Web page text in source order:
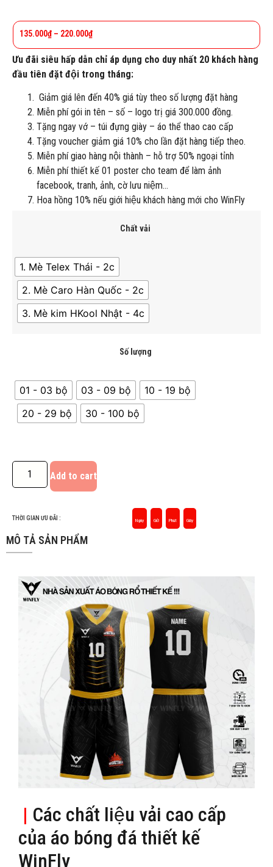
135.000₫ – 220.000₫
Ưu đãi siêu hấp dẫn chỉ áp dụng cho duy nhất 20 khách hàng
đầu tiên đặt đội trong tháng:
Giảm giá lên đến 40% giá tùy theo số lượng đặt hàng
Miễn phí gói in tên – số – logo trị giá 300.000 đồng.
Tặng ngay vớ – túi đựng giày – áo thể thao cao cấp
Tặng voucher giảm giá 10% cho lần đặt hàng tiếp theo.
Miễn phí giao hàng nội thành – hỗ trợ 50% ngoại tỉnh
Miễn phí thiết kế 01 poster cho team để làm ảnh
facebook, tranh, ảnh, cờ lưu niệm…
Hoa hồng 10% nếu giới hiệu khách hàng mới cho WinFly
Chất vải
1. Mè Telex Thái - 2c
2. Mè Caro Hàn Quốc - 2c
3. Mè kim HKool Nhật - 4c
Số lượng
01 - 03 bộ 03 - 09 bộ
10 - 19 bộ
20 - 29 bộ
30 - 100 bộ
Add to cart
THỜI GIAN ƯU ĐÃI : Ngày Giờ Phút Giây
MÔ TẢ SẢN PHẨM
| Các chất liệu vải cao cấp
của áo bóng đá thiết kế
WinFly